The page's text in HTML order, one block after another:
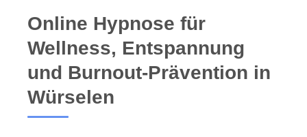
Online Hypnose für
Wellness, Entspannung
und Burnout-Prävention in
Würselen